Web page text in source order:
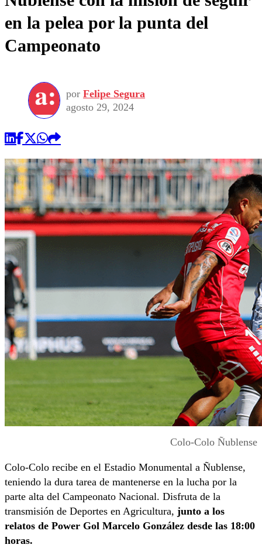
en la pelea por la punta del
Campeonato
por Felipe Segura
agosto 29, 2024
Colo-Colo Ñublense
Colo-Colo recibe en el Estadio Monumental a Ñublense,
teniendo la dura tarea de mantenerse en la lucha por la
parte alta del Campeonato Nacional. Disfruta de la
transmisión de Deportes en Agricultura, junto a los
relatos de Power Gol Marcelo González desde las 18:00
horas.